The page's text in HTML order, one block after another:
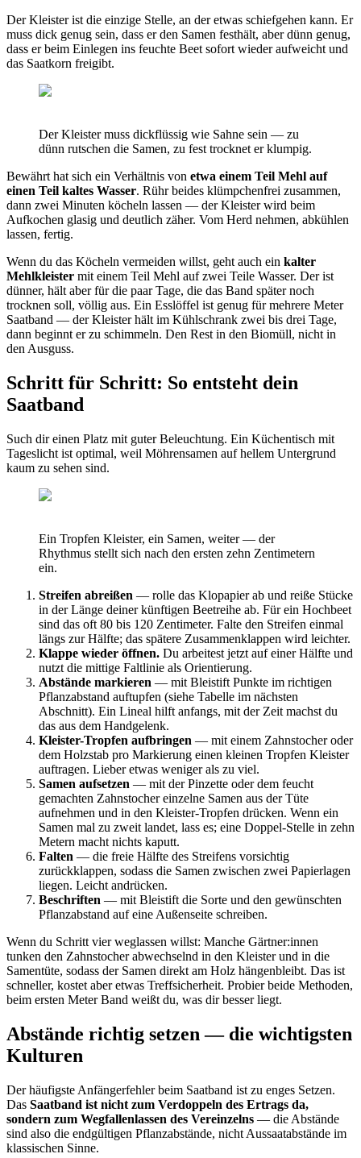
Der Kleister ist die einzige Stelle, an der etwas schiefgehen kann. Er
muss dick genug sein, dass er den Samen festhält, aber dünn genug,
dass er beim Einlegen ins feuchte Beet sofort wieder aufweicht und
das Saatkorn freigibt.
Der Kleister muss dickflüssig wie Sahne sein — zu
dünn rutschen die Samen, zu fest trocknet er klumpig.
Bewährt hat sich ein Verhältnis von etwa einem Teil Mehl auf
einen Teil kaltes Wasser. Rühr beides klümpchenfrei zusammen,
dann zwei Minuten köcheln lassen — der Kleister wird beim
Aufkochen glasig und deutlich zäher. Vom Herd nehmen, abkühlen
lassen, fertig.
Wenn du das Köcheln vermeiden willst, geht auch ein kalter
Mehlkleister mit einem Teil Mehl auf zwei Teile Wasser. Der ist
dünner, hält aber für die paar Tage, die das Band später noch
trocknen soll, völlig aus. Ein Esslöffel ist genug für mehrere Meter
Saatband — der Kleister hält im Kühlschrank zwei bis drei Tage,
dann beginnt er zu schimmeln. Den Rest in den Biomüll, nicht in
den Ausguss.
Schritt für Schritt: So entsteht dein
Saatband
Such dir einen Platz mit guter Beleuchtung. Ein Küchentisch mit
Tageslicht ist optimal, weil Möhrensamen auf hellem Untergrund
kaum zu sehen sind.
Ein Tropfen Kleister, ein Samen, weiter — der
Rhythmus stellt sich nach den ersten zehn Zentimetern
ein.
Streifen abreißen — rolle das Klopapier ab und reiße Stücke
in der Länge deiner künftigen Beetreihe ab. Für ein Hochbeet
sind das oft 80 bis 120 Zentimeter. Falte den Streifen einmal
längs zur Hälfte; das spätere Zusammenklappen wird leichter.
Klappe wieder öffnen. Du arbeitest jetzt auf einer Hälfte und
nutzt die mittige Faltlinie als Orientierung.
Abstände markieren — mit Bleistift Punkte im richtigen
Pflanzabstand auftupfen (siehe Tabelle im nächsten
Abschnitt). Ein Lineal hilft anfangs, mit der Zeit machst du
das aus dem Handgelenk.
Kleister-Tropfen aufbringen — mit einem Zahnstocher oder
dem Holzstab pro Markierung einen kleinen Tropfen Kleister
auftragen. Lieber etwas weniger als zu viel.
Samen aufsetzen — mit der Pinzette oder dem feucht
gemachten Zahnstocher einzelne Samen aus der Tüte
aufnehmen und in den Kleister-Tropfen drücken. Wenn ein
Samen mal zu zweit landet, lass es; eine Doppel-Stelle in zehn
Metern macht nichts kaputt.
Falten — die freie Hälfte des Streifens vorsichtig
zurückklappen, sodass die Samen zwischen zwei Papierlagen
liegen. Leicht andrücken.
Beschriften — mit Bleistift die Sorte und den gewünschten
Pflanzabstand auf eine Außenseite schreiben.
Wenn du Schritt vier weglassen willst: Manche Gärtner:innen
tunken den Zahnstocher abwechselnd in den Kleister und in die
Samentüte, sodass der Samen direkt am Holz hängenbleibt. Das ist
schneller, kostet aber etwas Treffsicherheit. Probier beide Methoden,
beim ersten Meter Band weißt du, was dir besser liegt.
Abstände richtig setzen — die wichtigsten
Kulturen
Der häufigste Anfängerfehler beim Saatband ist zu enges Setzen.
Das Saatband ist nicht zum Verdoppeln des Ertrags da,
sondern zum Wegfallenlassen des Vereinzelns — die Abstände
sind also die endgültigen Pflanzabstände, nicht Aussaatabstände im
klassischen Sinne.